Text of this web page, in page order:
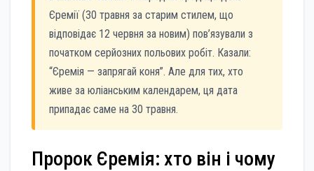
Єремії (30 травня за старим стилем, що
відповідає 12 червня за новим) пов’язували з
початком серйозних польових робіт. Казали:
“Єремія — запрягай коня”. Але для тих, хто
живе за юліанським календарем, ця дата
припадає саме на 30 травня.
Пророк Єремія: хто він і чому